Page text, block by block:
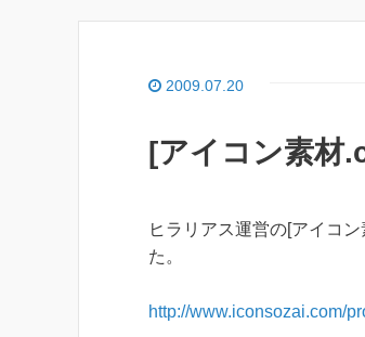
2009.07.20
[アイコン素材
ヒラリアス運営の[アイコ
た。
http://www.iconsozai.com/